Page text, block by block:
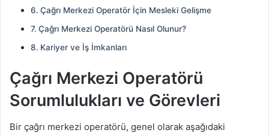
Çağrı Merkezi Operatör İçin Mesleki Gelişme
Çağrı Merkezi Operatörü Nasıl Olunur?
Kariyer ve İş İmkanları
Çağrı Merkezi Operatörü
Sorumlulukları ve Görevleri
Bir çağrı merkezi operatörü, genel olarak aşağıdaki